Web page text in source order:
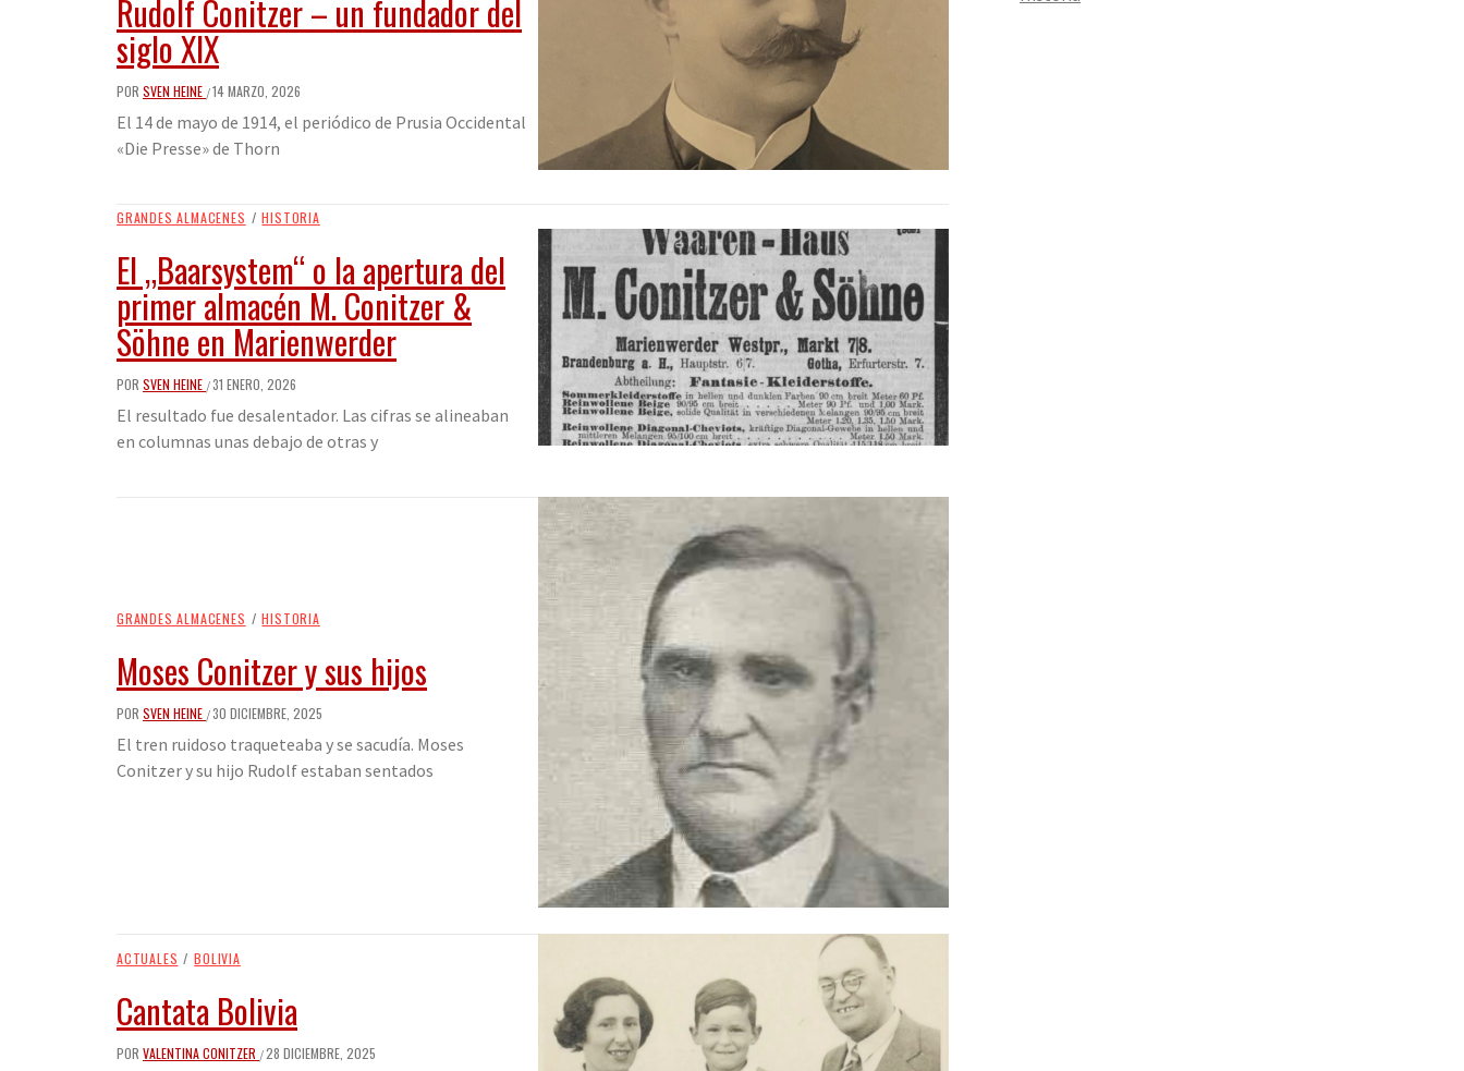
Rudolf Conitzer – un fundador del
siglo XIX
POR SVEN HEINE /14 MARZO, 2026
El 14 de mayo de 1914, el periódico de Prusia Occidental
«Die Presse» de Thorn
GRANDES ALMACENES / HISTORIA
El „Baarsystem“ o la apertura del
primer almacén M. Conitzer &
Söhne en Marienwerder
POR SVEN HEINE /31 ENERO, 2026
El resultado fue desalentador. Las cifras se alineaban
en columnas unas debajo de otras y
GRANDES ALMACENES / HISTORIA
Moses Conitzer y sus hijos
POR SVEN HEINE /30 DICIEMBRE, 2025
El tren ruidoso traqueteaba y se sacudía. Moses
Conitzer y su hijo Rudolf estaban sentados
ACTUALES / BOLIVIA
Cantata Bolivia
POR VALENTINA CONITZER /28 DICIEMBRE, 2025